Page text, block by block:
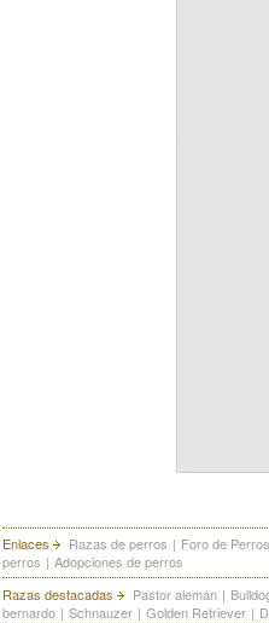
Enlaces Razas de perros | Foro de Perros
perros | Adopciones de perros
Razas destacadas
Pastor alemán |
bernardo | Schnauzer | Golden Retriever |